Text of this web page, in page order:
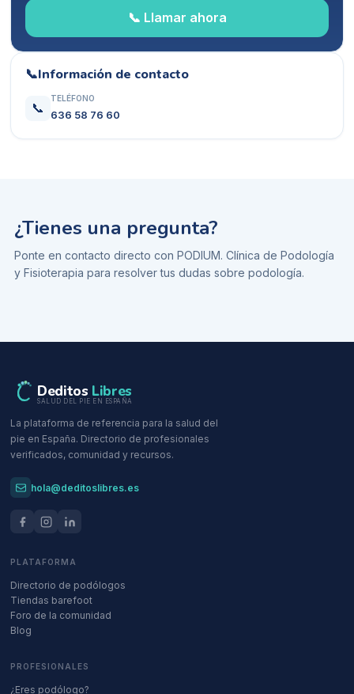
📞 Llamar ahora
📞Información de contacto
📞
TELÉFONO
636 58 76 60
¿Tienes una pregunta?
Ponte en contacto directo con PODIUM. Clínica de Podología
y Fisioterapia para resolver tus dudas sobre podología.
Deditos Libres
SALUD DEL PIE EN ESPAÑA
La plataforma de referencia para la salud del
pie en España. Directorio de profesionales
verificados, comunidad y recursos.
hola@deditoslibres.es
PLATAFORMA
Directorio de podólogos
Tiendas barefoot
Foro de la comunidad
Blog
PROFESIONALES
¿Eres podólogo?